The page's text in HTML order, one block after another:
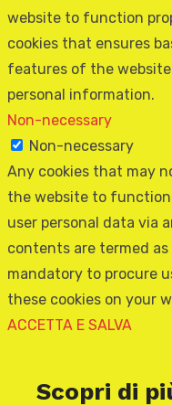
website to function
cookies that ensures
features of the
personal information.
Non-necessary
Non-necessary
Any cookies that may
the website to
user personal data via
contents are termed
mandatory to procure
these cookies on your
ACCETTA E SALVA
Scopri di